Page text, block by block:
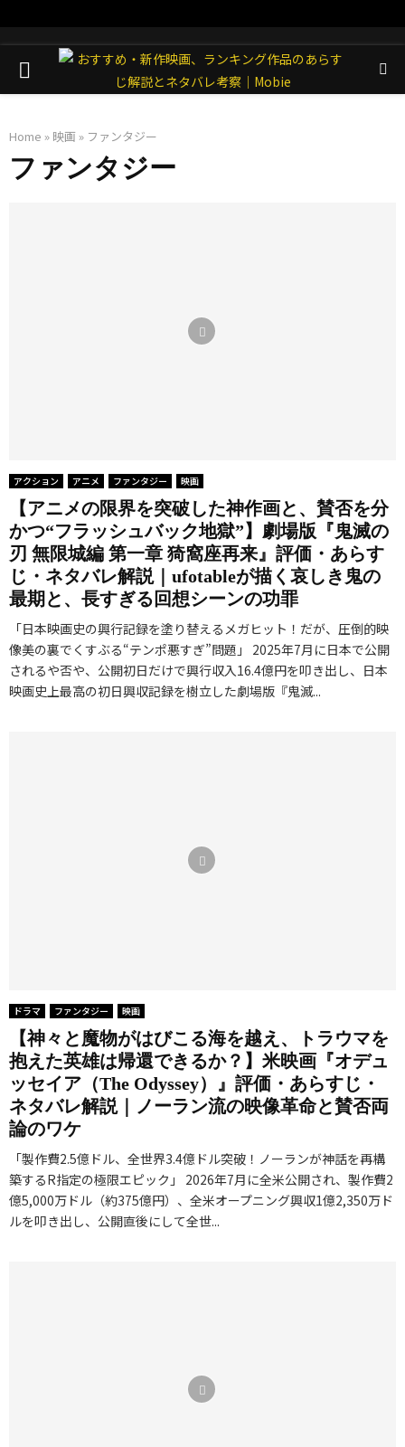
PRIMARY
Home » 映画» ファンタジー
ファンタジー
アクション アニメ ファンタジー 映画
【アニメの限界を突破した神作画と、賛否を分
かつ“フラッシュバック地獄”】劇場版『鬼滅の
刃 無限城編 第一章 猗窩座再来』評価・あらす
じ・ネタバレ解説｜ufotableが描く哀しき鬼の
最期と、長すぎる回想シーンの功罪
「日本映画史の興行記録を塗り替えるメガヒット！だが、圧倒的映
像美の裏でくすぶる“テンポ悪すぎ”問題」 2025年7月に日本で公開
されるや否や、公開初日だけで興行収入16.4億円を叩き出し、日本
映画史上最高の初日興収記録を樹立した劇場版『鬼滅...
ドラマ ファンタジー 映画
【神々と魔物がはびこる海を越え、トラウマを
抱えた英雄は帰還できるか？】米映画『オデュ
ッセイア（The Odyssey）』評価・あらすじ・
ネタバレ解説｜ノーラン流の映像革命と賛否両
論のワケ
「製作費2.5億ドル、全世界3.4億ドル突破！ノーランが神話を再構
築するR指定の極限エピック」 2026年7月に全米公開され、製作費2
億5,000万ドル（約375億円）、全米オープニング興収1億2,350万ド
ルを叩き出し、公開直後にして全世...